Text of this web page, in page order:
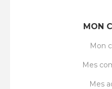
MON
Mon
Mes
Mes